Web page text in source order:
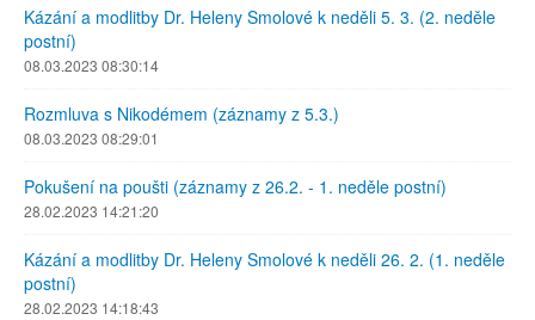
Kázání a modlitby Dr. Heleny Smolové k neděli 5. 3. (2. neděle
postní)
08.03.2023 08:30:14
Rozmluva s Nikodémem (záznamy z 5.3.)
08.03.2023 08:29:01
Pokušení na poušti (záznamy z 26.2. - 1. neděle postní)
28.02.2023 14:21:20
Kázání a modlitby Dr. Heleny Smolové k neděli 26. 2. (1. neděle
postní)
28.02.2023 14:18:43